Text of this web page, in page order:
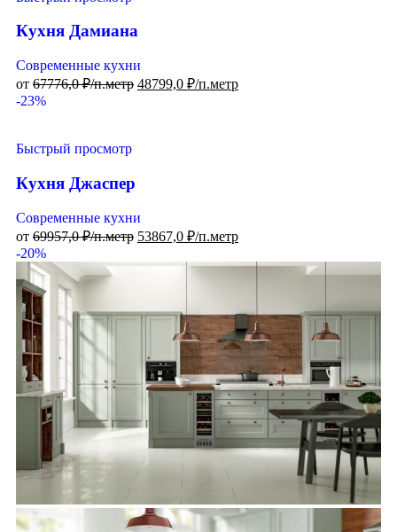
Кухня Дамиана
Современные кухни
от 67776,0₽/п.метр 48799,0 ₽/п.метр
-23%
Быстрый просмотр
Кухня Джаспер
Современные кухни
от 69957,0₽/п.метр 53867,0 ₽/п.метр
-20%